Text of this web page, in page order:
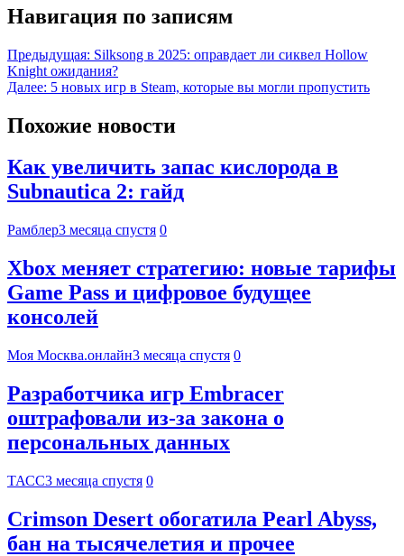
Навигация по записям
Предыдущая: Silksong в 2025: оправдает ли сиквел Hollow
Knight ожидания?
Далее: 5 новых игр в Steam, которые вы могли пропустить
Похожие новости
Как увеличить запас кислорода в
Subnautica 2: гайд
Рамблер3 месяца спустя 0
Xbox меняет стратегию: новые тарифы
Game Pass и цифровое будущее
консолей
Моя Москва.онлайн3 месяца спустя 0
Разработчика игр Embracer
оштрафовали из-за закона о
персональных данных
ТАСС3 месяца спустя 0
Crimson Desert обогатила Pearl Abyss,
бан на тысячелетия и прочее